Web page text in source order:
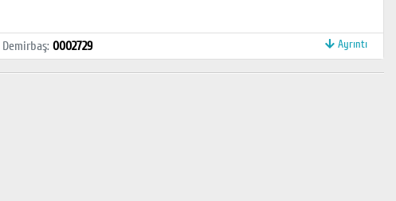
Demirbaş: 0002729 Ayrıntı